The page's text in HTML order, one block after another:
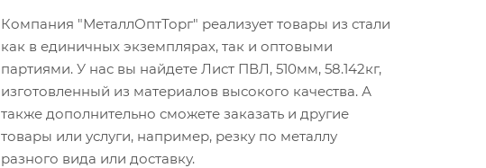
Компания "МеталлОптТорг" реализует товары из стали
как в единичных экземплярах, так и оптовыми
партиями. У нас вы найдете Лист ПВЛ, 510мм, 58.142кг,
изготовленный из материалов высокого качества. А
также дополнительно сможете заказать и другие
товары или услуги, например, резку по металлу
разного вида или доставку.